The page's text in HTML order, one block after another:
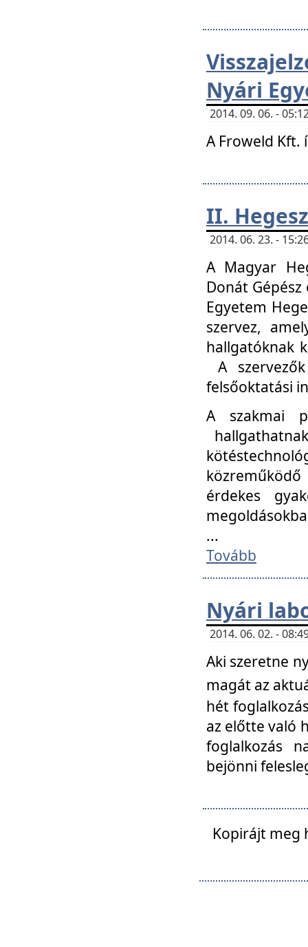
Nyári
2014. 09. 06. -
A Froweld
II.
2014. 06. 23. -
A Magyar
Donát
Egyetem
szervez,
hallgatóknak
A
felsőoktatási
A szakmai
érdekes
...
Tovább
Nyári
2014. 06. 02. -
Aki szeretne
magát az
hét
az előtte való
foglalkozás
bejönni
Kopirájt meg